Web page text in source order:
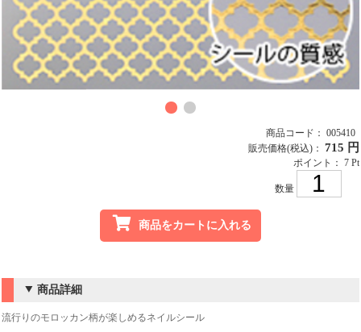
商品コード： 005410
販売価格(税込)： 715 円
ポイント： 7 Pt
数量
商品をカートに入れる
商品詳細
流行りのモロッカン柄が楽しめるネイルシール